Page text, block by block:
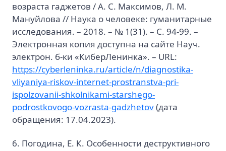
возраста гаджетов / А. С. Максимов, Л. М.
Мануйлова // Наука о человеке: гуманитарные
исследования. – 2018. – № 1(31). – С. 94-99. –
Электронная копия доступна на сайте Науч.
электрон. б-ки «КиберЛенинка». – URL:
https://cyberleninka.ru/article/n/diagnostika-
vliyaniya-riskov-internet-prostranstva-pri-
ispolzovanii-shkolnikami-starshego-
podrostkovogo-vozrasta-gadzhetov(дата
обращения: 17.04.2023).
6. Погодина, Е. К. Особенности деструктивного